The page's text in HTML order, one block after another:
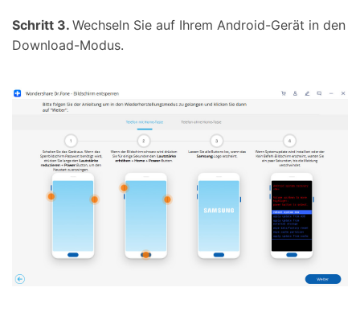
Schritt 3. Wechseln Sie auf Ihrem Android-Gerät in den
Download-Modus.